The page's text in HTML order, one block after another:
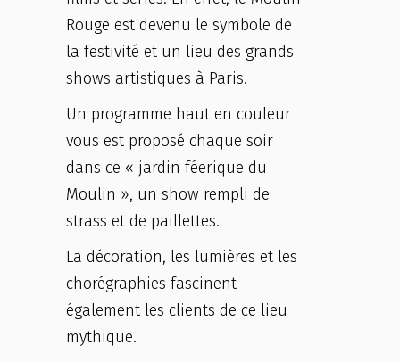
Rouge est devenu le symbole de
la festivité et un lieu des grands
shows artistiques à Paris.
Un programme haut en couleur
vous est proposé chaque soir
dans ce « jardin féerique du
Moulin », un show rempli de
strass et de paillettes.
La décoration, les lumières et les
chorégraphies fascinent
également les clients de ce lieu
mythique.